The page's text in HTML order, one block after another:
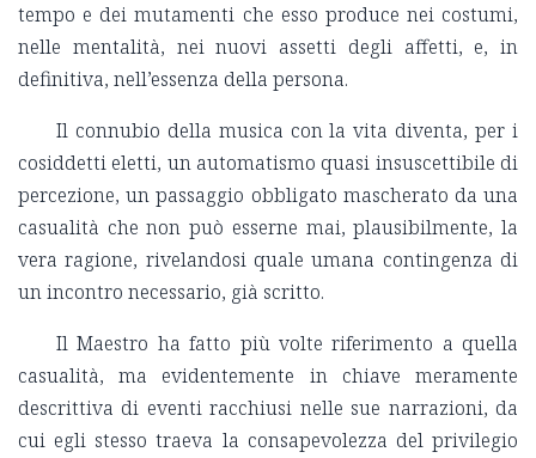
tempo e dei mutamenti che esso produce nei costumi,
nelle mentalità, nei nuovi assetti degli affetti, e, in
definitiva, nell’essenza della persona.
Il connubio della musica con la vita diventa, per i
cosiddetti eletti, un automatismo quasi insuscettibile di
percezione, un passaggio obbligato mascherato da una
casualità che non può esserne mai, plausibilmente, la
vera ragione, rivelandosi quale umana contingenza di
un incontro necessario, già scritto.
Il Maestro ha fatto più volte riferimento a quella
casualità, ma evidentemente in chiave meramente
descrittiva di eventi racchiusi nelle sue narrazioni, da
cui egli stesso traeva la consapevolezza del privilegio